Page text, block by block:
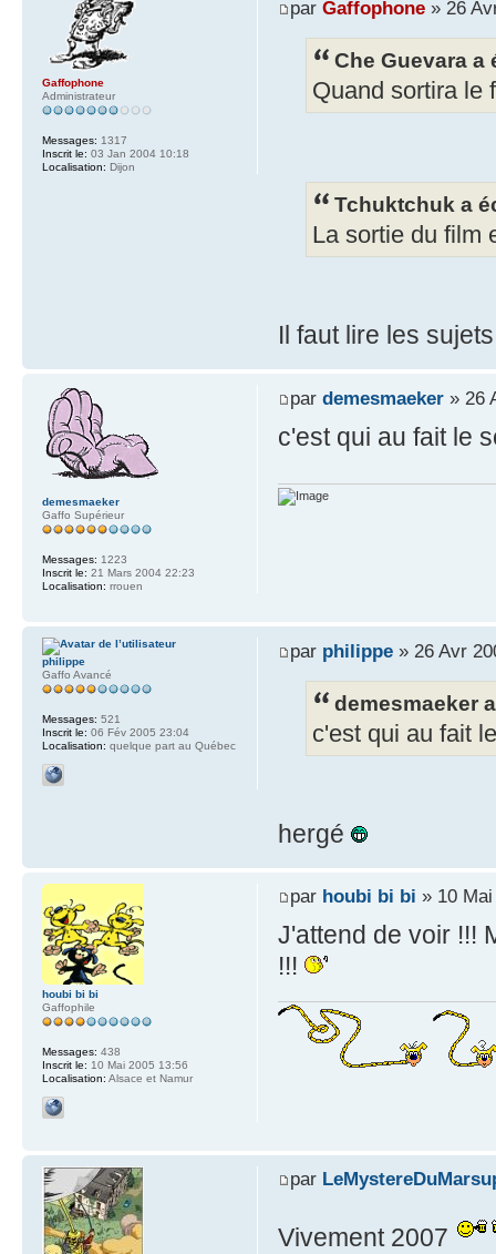
par Gaffophone» 26
Che Guevara a
Quand sortira le
Tchuktchuk a
La sortie du film
Il faut lire les
Gaffophone
Administrateur
Messages: 1317
Inscrit le: 03 Jan 2004 10:18
Localisation: Dijon
par demesmaeker» 26
c'est qui au fait le
demesmaeker
Gaffo Supérieur
Messages: 1223
Inscrit le: 21 Mars 2004 22:23
Localisation: rrouen
par philippe» 26 Avr
demesmaeker
c'est qui au fait
hergé
philippe
Gaffo Avancé
Messages: 521
Inscrit le: 06 Fév 2005 23:04
Localisation: quelque part au Québec
par houbi bi bi » 10
J'attend de voir !!!
!!!
houbi bi bi
Gaffophile
Messages: 438
Inscrit le: 10 Mai 2005 13:56
Localisation: Alsace et Namur
par
Vivement 2007